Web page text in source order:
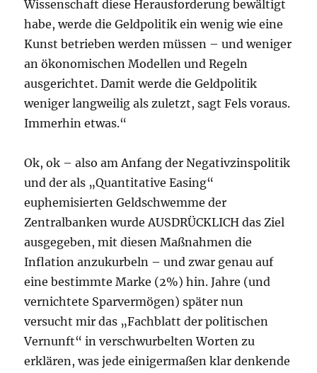
Wissenschaft diese Herausforderung bewältigt
habe, werde die Geldpolitik ein wenig wie eine
Kunst betrieben werden müssen – und weniger
an ökonomischen Modellen und Regeln
ausgerichtet. Damit werde die Geldpolitik
weniger langweilig als zuletzt, sagt Fels voraus.
Immerhin etwas.“
Ok, ok – also am Anfang der Negativzinspolitik
und der als „Quantitative Easing“
euphemisierten Geldschwemme der
Zentralbanken wurde AUSDRÜCKLICH das Ziel
ausgegeben, mit diesen Maßnahmen die
Inflation anzukurbeln – und zwar genau auf
eine bestimmte Marke (2%) hin. Jahre (und
vernichtete Sparvermögen) später nun
versucht mir das „Fachblatt der politischen
Vernunft“ in verschwurbelten Worten zu
erklären, was jede einigermaßen klar denkende